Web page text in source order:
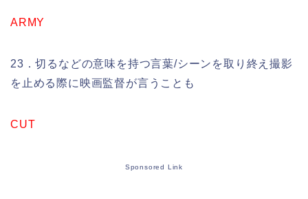
ARMY
23．切るなどの意味を持つ言葉/シーンを取り終え撮影
を止める際に映画監督が言うことも
CUT
Sponsored Link